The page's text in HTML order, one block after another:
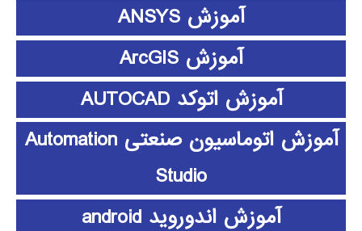
آموزش ANSYS
آموزش ArcGIS
آموزش اتوکد AUTOCAD
آموزش اتوماسیون صنعتی Automation
Studio
آموزش اندوروید android